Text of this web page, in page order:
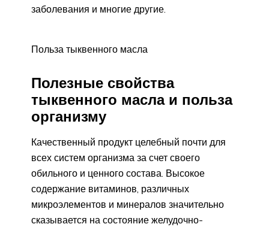
заболевания и многие другие.
Польза тыквенного масла
Полезные свойства
тыквенного масла и польза
организму
Качественный продукт целебный почти для
всех систем организма за счет своего
обильного и ценного состава. Высокое
содержание витаминов, различных
микроэлементов и минералов значительно
сказывается на состояние желудочно-